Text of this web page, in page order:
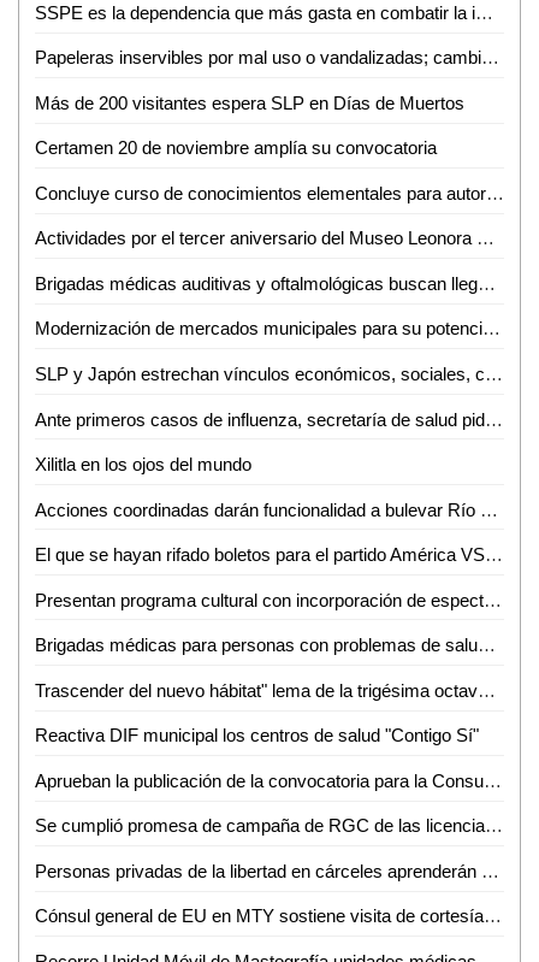
SSPE es la dependencia que más gasta en combatir la impunidad
Papeleras inservibles por mal uso o vandalizadas; cambiarán su diseño
Más de 200 visitantes espera SLP en Días de Muertos
Certamen 20 de noviembre amplía su convocatoria
Concluye curso de conocimientos elementales para autoridades municipales de las zonas media y huasteca
Actividades por el tercer aniversario del Museo Leonora Carrington Xilitla
Brigadas médicas auditivas y oftalmológicas buscan llegar a más necesitados
Modernización de mercados municipales para su potencialización y mejor posicionamiento
SLP y Japón estrechan vínculos económicos, sociales, culturales y turísticos
Ante primeros casos de influenza, secretaría de salud pide reforzar cuidados
Xilitla en los ojos del mundo
Acciones coordinadas darán funcionalidad a bulevar Río Santiago
El que se hayan rifado boletos para el partido América VS Atlético de san Luis, es señal de empatía
Presentan programa cultural con incorporación de espectáculos internacionales
Brigadas médicas para personas con problemas de salud llevarán a Tanlajás
Trascender del nuevo hábitat" lema de la trigésima octava Semana del Hábitat de la UASLP
Reactiva DIF municipal los centros de salud "Contigo Sí"
Aprueban la publicación de la convocatoria para la Consulta Ciudadana para Personas con Discapacidad
Se cumplió promesa de campaña de RGC de las licencias: Ríos Medrano
Personas privadas de la libertad en cárceles aprenderán actividades productivas
Cónsul general de EU en MTY sostiene visita de cortesía en las instalaciones de la secretaría de Seguridad Pública del estado